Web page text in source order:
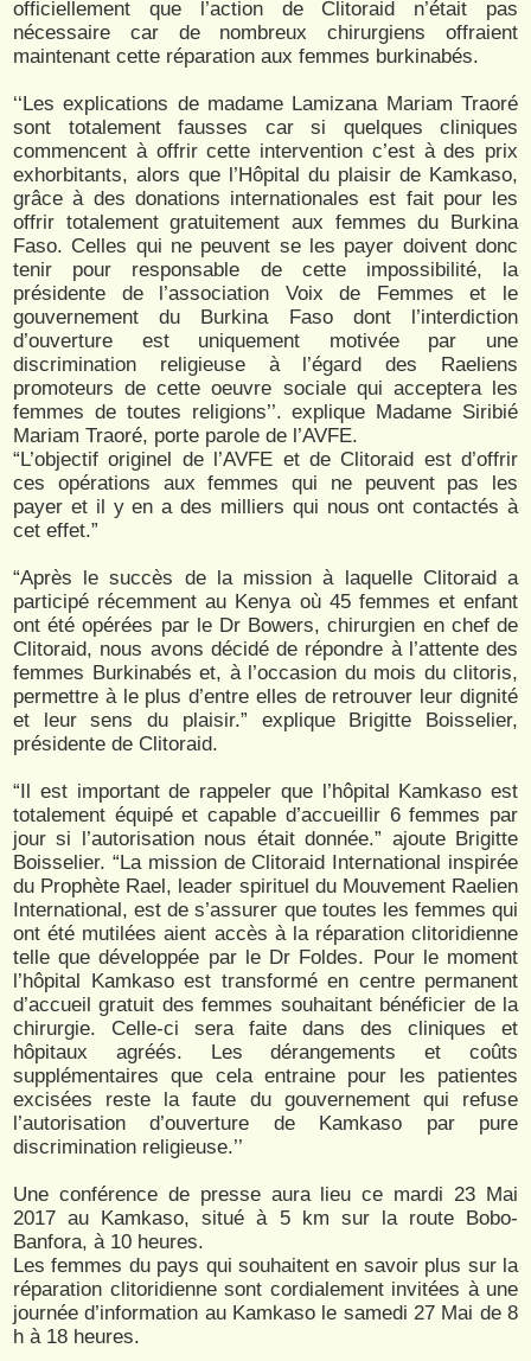
officiellement que l’action de Clitoraid n’était pas
nécessaire car de nombreux chirurgiens offraient
maintenant cette réparation aux femmes burkinabés.
‘‘Les explications de madame Lamizana Mariam Traoré
sont totalement fausses car si quelques cliniques
commencent à offrir cette intervention c’est à des prix
exhorbitants, alors que l’Hôpital du plaisir de Kamkaso,
grâce à des donations internationales est fait pour les
offrir totalement gratuitement aux femmes du Burkina
Faso. Celles qui ne peuvent se les payer doivent donc
tenir pour responsable de cette impossibilité, la
présidente de l’association Voix de Femmes et le
gouvernement du Burkina Faso dont l’interdiction
d’ouverture est uniquement motivée par une
discrimination religieuse à l’égard des Raeliens
promoteurs de cette oeuvre sociale qui acceptera les
femmes de toutes religions’’. explique Madame Siribié
Mariam Traoré, porte parole de l’AVFE.
“L’objectif originel de l’AVFE et de Clitoraid est d’offrir
ces opérations aux femmes qui ne peuvent pas les
payer et il y en a des milliers qui nous ont contactés à
cet effet.”
“Après le succès de la mission à laquelle Clitoraid a
participé récemment au Kenya où 45 femmes et enfant
ont été opérées par le Dr Bowers, chirurgien en chef de
Clitoraid, nous avons décidé de répondre à l’attente des
femmes Burkinabés et, à l’occasion du mois du clitoris,
permettre à le plus d’entre elles de retrouver leur dignité
et leur sens du plaisir.” explique Brigitte Boisselier,
présidente de Clitoraid.
“Il est important de rappeler que l’hôpital Kamkaso est
totalement équipé et capable d’accueillir 6 femmes par
jour si l’autorisation nous était donnée.” ajoute Brigitte
Boisselier. “La mission de Clitoraid International inspirée
du Prophète Rael, leader spirituel du Mouvement Raelien
International, est de s’assurer que toutes les femmes qui
ont été mutilées aient accès à la réparation clitoridienne
telle que développée par le Dr Foldes. Pour le moment
l’hôpital Kamkaso est transformé en centre permanent
d’accueil gratuit des femmes souhaitant bénéficier de la
chirurgie. Celle-ci sera faite dans des cliniques et
hôpitaux agréés. Les dérangements et coûts
supplémentaires que cela entraine pour les patientes
excisées reste la faute du gouvernement qui refuse
l’autorisation d’ouverture de Kamkaso par pure
discrimination religieuse.’’
Une conférence de presse aura lieu ce mardi 23 Mai
2017 au Kamkaso, situé à 5 km sur la route Bobo-
Banfora, à 10 heures.
Les femmes du pays qui souhaitent en savoir plus sur la
réparation clitoridienne sont cordialement invitées à une
journée d’information au Kamkaso le samedi 27 Mai de 8
h à 18 heures.